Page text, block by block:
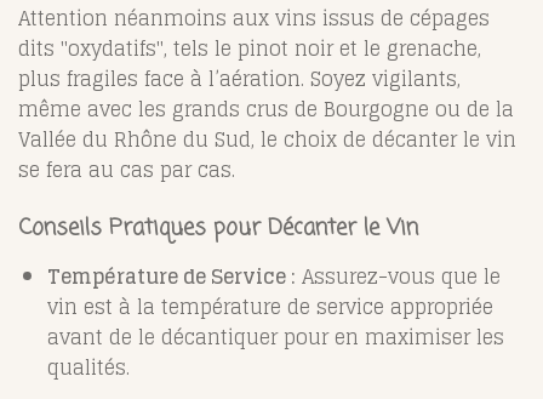
Attention néanmoins aux vins issus de cépages
dits "oxydatifs", tels le pinot noir et le grenache,
plus fragiles face à l’aération. Soyez vigilants,
même avec les grands crus de Bourgogne ou de la
Vallée du Rhône du Sud, le choix de décanter le vin
se fera au cas par cas.
Conseils Pratiques pour Décanter le Vin
Température de Service : Assurez-vous que le
vin est à la température de service appropriée
avant de le décantiquer pour en maximiser les
qualités.